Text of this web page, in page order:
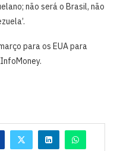
não será o Brasil, não
para os EUA para